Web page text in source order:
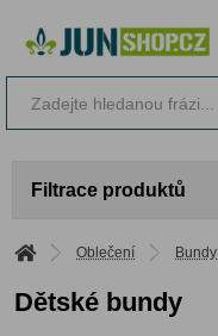
Filtrace produktů
Oblečení Bundy
Dětské bundy